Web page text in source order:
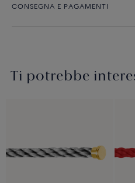
CONSEGNA E PAGAMENTI
Ti potrebbe